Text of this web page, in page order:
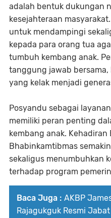
adalah bentuk dukungan
kesejahteraan
untuk mendampingi
kepada para orang tua
tumbuh kembang anak.
tanggung jawab
yang kelak menjadi
Posyandu sebagai
memiliki peran penting
kembang anak. Kehadiran
Bhabinkamtibmas
sekaligus menumbuhkan
terhadap program
Baca Juga : AKBP
Rajagukguk Resmi